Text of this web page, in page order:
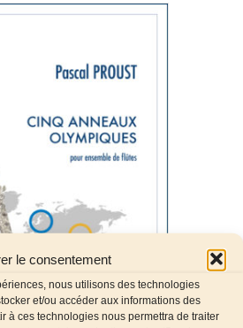
le consentement
nous utilisons des technologies
et/ou accéder aux informations des
à ces technologies nous permettra de traiter